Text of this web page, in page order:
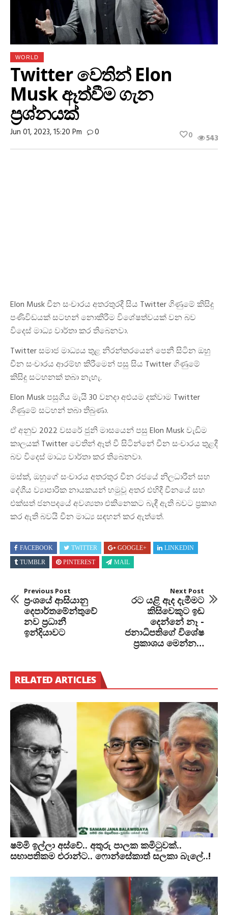
WORLD
Twitter වෙතින් Elon
Musk ඈත්වීම ගැන
ප්‍රශ්නයක්
Jun 01, 2023, 15:20 Pm 0 543
0
Elon Musk චීන සංචාරය අතරතුරදී සිය Twitter ගිණුමේ කිසිදු
පණිවිඩයක් සටහන් නොකිරීම විශේෂත්වයක් වන බව
විදෙස් මාධ්‍ය වාර්තා කර තිබෙනවා.
Twitter සමාජ මාධ්‍යය තුළ නිරන්තරයෙන් පෙනී සිටින ඔහු
චීන සංචාරය ආරම්භ කිරීමෙන් පසු සිය Twitter ගිණුමේ
කිසිදු සටහනක් තබා නැහැ.
Elon Musk පසුගිය මැයි 30 වනදා අළුයම දක්වාම Twitter
ගිණුමේ සටහන් තබා තිබුණා.
ඒ අනුව 2022 වසරේ ජුනි මාසයෙන් පසු Elon Musk වැඩිම
කාලයක් Twitter වෙතින් ඈත් වී සිටින්නේ චීන සංචාරය තුළදී
බව විදෙස් මාධ්‍ය වාර්තා කර තිබෙනවා.
මස්ක්, ඔහුගේ සංචාරය අතරතුර චීන රජයේ නිලධාරීන් සහ
දේශීය ව්‍යාපාරික නායකයන් හමුවූ අතර එහිදී චීනයේ සහ
එක්සත් ජනපදයේ අවශ්‍යතා එකිනෙකට බැඳී ඇති බවට ප්‍රකාශ
කර ඇති බවයි චීන මාධ්‍ය සඳහන් කර ඇත්තේ.
FACEBOOK TWITTER GOOGLE+
LINKEDIN
TUMBLR
PINTEREST MAIL
Previous Post
ප්‍රංශයේ ආසියානු
දෙපාර්තමේන්තුවේ
නව ප්‍රධානී
ඉන්දියාවට
Next Post
රට යළි ඇද දැමීමට
කිසිවෙකුට ඉඩ
දෙන්නේ නෑ -
ජනාධිපතිගේ විශේෂ
ප‍්‍රකාශය මෙන්න…
RELATED ARTICLES
ෂම්මි ඉල්ලා අස්වේ.. අතුරු පාලක කමිටුවක්..
සභාපතිකම එරාන්ට.. ෆොන්සේකාත් සලකා බැලේ..!